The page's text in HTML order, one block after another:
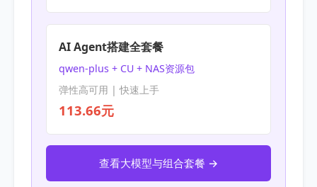
AI Agent搭建全套餐
qwen-plus + CU + NAS资源包
弹性高可用 | 快速上手
113.66元
查看大模型与组合套餐 →